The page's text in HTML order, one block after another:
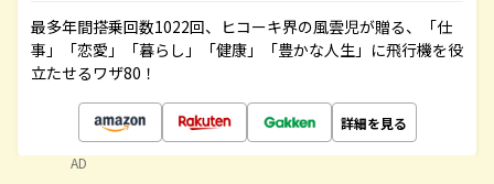
最多年間搭乗回数1022回、ヒコーキ界の風雲児が贈る、「仕
事」「恋愛」「暮らし」「健康」「豊かな人生」に飛行機を役
立たせるワザ80！
詳細を見る
AD